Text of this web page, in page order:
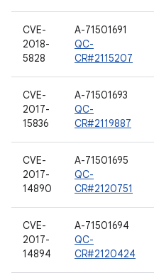
CVE-
2018-
5828
A-71501691
QC-
CR#2115207
CVE-
2017-
15836
A-71501693
QC-
CR#2119887
CVE-
2017-
14890
A-71501695
QC-
CR#2120751
CVE-
2017-
14894
A-71501694
QC-
CR#2120424